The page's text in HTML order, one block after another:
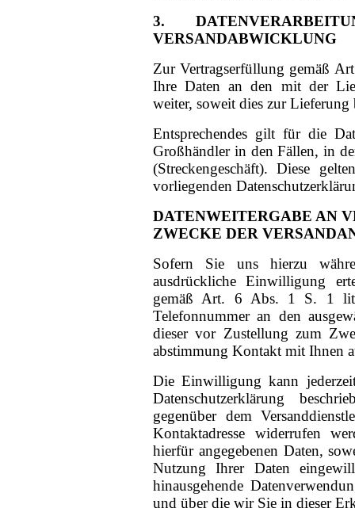
3.
VERSANDABWICKLUNG
Zur Vertragserfüllung gemäß
Ihre Daten an den mit der
weiter, soweit dies zur Lieferung
Entsprechendes gilt für die
Großhändler in den Fällen, in
(Streckengeschäft). Diese
vorliegenden
DATENWEITERGABE AN
ZWECKE DER
Sofern Sie uns hierzu
ausdrückliche Einwilligung
gemäß Art. 6 Abs. 1 S. 1
Telefonnummer an den
dieser vor Zustellung zum
abstimmung Kontakt mit Ihnen
Die Einwilligung kann
Datenschutzerklärung
gegenüber dem
Kontaktadresse widerrufen
hierfür angegebenen Daten,
Nutzung Ihrer Daten
hinausgehende
und über die wir Sie in dieser